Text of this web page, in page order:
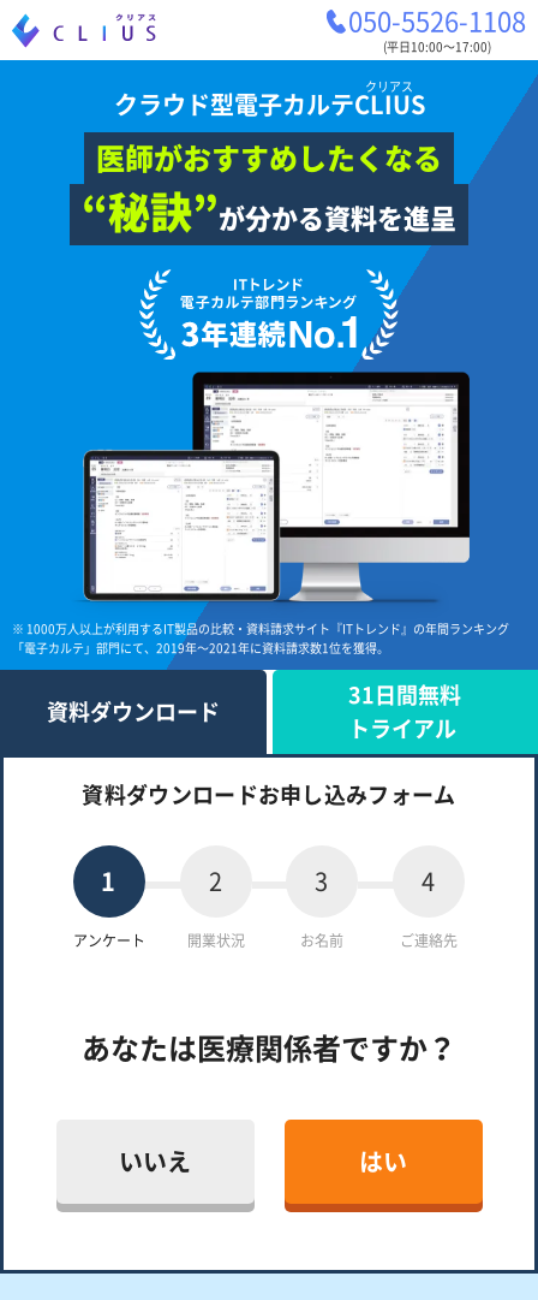
050-5526-1108
(平日10:00〜17:00)
クラウド型電子カルテCLIUS
クリアス
医師がおすすめしたくなる
“秘訣”が分かる資料を進呈
※ 1000万人以上が利用するIT製品の比較・資料請求サイト『ITトレンド』の年間ランキング
「電子カルテ」部門にて、2019年〜2021年に資料請求数1位を獲得。
資料ダウンロード
31日間無料
トライアル
資料ダウンロードお申し込みフォーム
1
アンケート
2
開業状況
3
お名前
4
ご連絡先
あなたは医療関係者ですか？
いいえ はい